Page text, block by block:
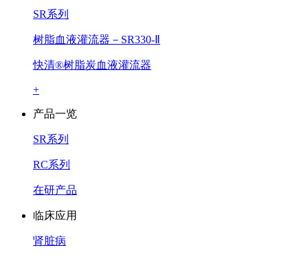
SR系列
树脂血液灌流器－SR330-Ⅱ
快清®树脂炭血液灌流器
+
产品一览
SR系列
RC系列
在研产品
临床应用
肾脏病